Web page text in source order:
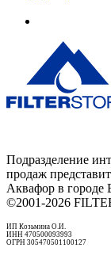
Подразделение
продаж
Аквафор в городе
©2001-2026
ИП Козьмина О.И.
ИНН 470500093993
ОГРН 305470501100127